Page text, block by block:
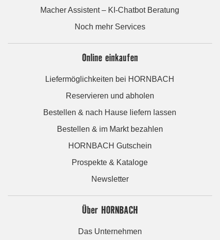
Macher Assistent – KI-Chatbot Beratung
Noch mehr Services
Online einkaufen
Liefermöglichkeiten bei HORNBACH
Reservieren und abholen
Bestellen & nach Hause liefern lassen
Bestellen & im Markt bezahlen
HORNBACH Gutschein
Prospekte & Kataloge
Newsletter
Über HORNBACH
Das Unternehmen